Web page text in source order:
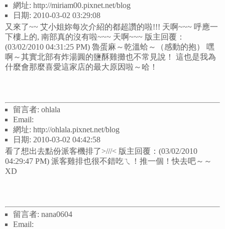
網址: http://miriam00.pixnet.net/blog
日期: 2010-03-02 03:29:08
又來了~~ 艾小姐妳每次介紹的都超讚的啦!!! 天啊~~~ 呼應一
下樓上的, 南部真的沒有啦~~~ 天啊~~~ 版主回覆：
(03/02/2010 04:31:25 PM) 魯蛋麻～乾溫蛤～（感動的抱） 嘿
啊～其實北部有炸湯圓的鹽酥雞攤也不常見說！ 這也是我為
什麼會那麼喜愛這家店的最大原因啦～哈！
留言者: ohlala
Email:
網址: http://ohlala.pixnet.net/blog
日期: 2010-03-02 04:42:58
看了想出去點份派客機排了>///< 版主回覆：(03/02/2010
04:29:47 PM) 派客雞排也很不錯吃ㄟ！推一個！快去吧～～
XD
留言者: nana0604
Email: